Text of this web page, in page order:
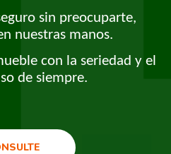
sin preocuparte,
nuestras manos.
con la seriedad y el
de siempre.